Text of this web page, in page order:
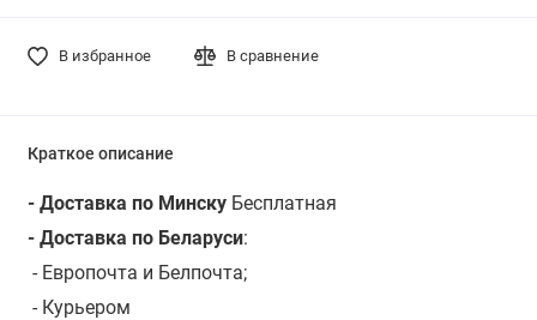
В избранное В сравнение
Краткое описание
- Доставка по МинскуБесплатная
- Доставка по Беларуси:
- Европочта и Белпочта;
- Курьером